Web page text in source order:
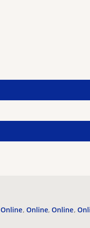
Online Online Online